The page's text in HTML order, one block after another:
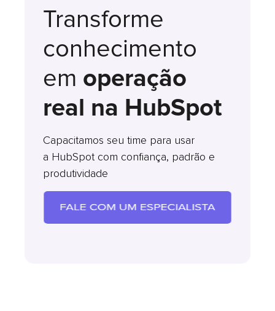
Transforme
conhecimento
em operação
real na HubSpot
Capacitamos seu time para usar
a HubSpot com confiança, padrão e
produtividade